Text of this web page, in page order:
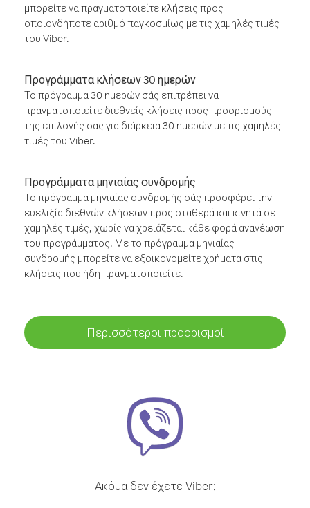
μπορείτε να πραγματοποιείτε κλήσεις προς
οποιονδήποτε αριθμό παγκοσμίως με τις χαμηλές τιμές
του Viber.
Προγράμματα κλήσεων 30 ημερών
Το πρόγραμμα 30 ημερών σάς επιτρέπει να
πραγματοποιείτε διεθνείς κλήσεις προς προορισμούς
της επιλογής σας για διάρκεια 30 ημερών με τις χαμηλές
τιμές του Viber.
Προγράμματα μηνιαίας συνδρομής
Το πρόγραμμα μηνιαίας συνδρομής σάς προσφέρει την
ευελιξία διεθνών κλήσεων προς σταθερά και κινητά σε
χαμηλές τιμές, χωρίς να χρειάζεται κάθε φορά ανανέωση
του προγράμματος. Με το πρόγραμμα μηνιαίας
συνδρομής μπορείτε να εξοικονομείτε χρήματα στις
κλήσεις που ήδη πραγματοποιείτε.
Περισσότεροι προορισμοί
Ακόμα δεν έχετε Viber;